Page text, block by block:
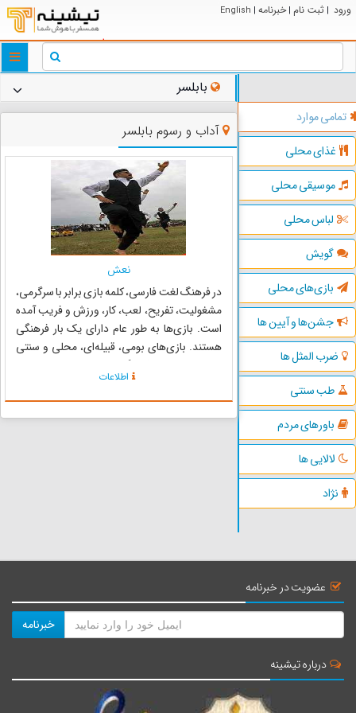
ورود | ثبت نام | خبرنامه |
English
تمامی موارد
غذای محلی
موسیقی محلی
لباس محلی
گویش
بازی‌های محلی
جشن‌ها و آیین ها
ضرب المثل ها
طب سنتی
باورهای مردم
لالایی ها
نژاد
بابلسر
آداب و رسوم بابلسر
نعش
در فرهنگ لغت فارسی، کلمه بازی برابر با سرگرمی،
مشغولیت، تفریح، لعب، کار، ورزش و فریب آمده
است. بازی‌ها به طور عام دارای یک بار فرهنگی
هستند. بازی‌های بومی، قبیله‌ای، محلی و سنتی
ایرانی علاوه بر بار فرهنگی، از جذابیت و تنوع بالایی
نیز برخوردار هستند. یکی از این بازیها نغعش است.
این با...
اطلاعات
عضویت در خبرنامه
خبرنامه
درباره تیشینه